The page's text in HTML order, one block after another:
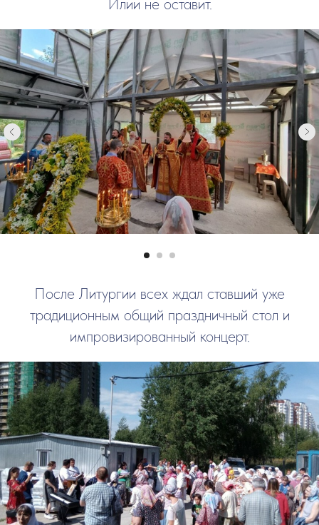
После Литургии всех ждал ставший уже
традиционным общий праздничный стол и
импровизированный концерт.